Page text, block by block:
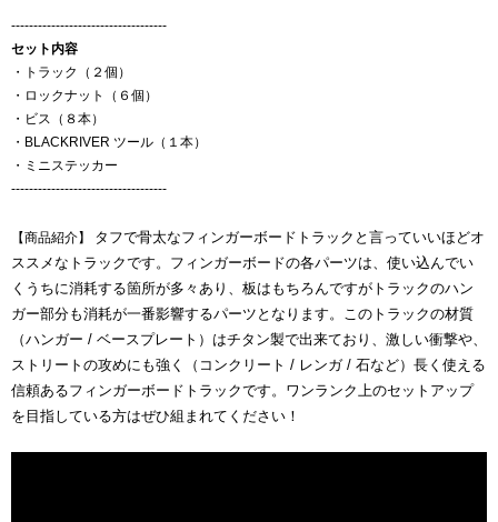
-----------------------------------
セット内容
・トラック（２個）
・ロックナット（６個）
・ビス（８本）
・BLACKRIVER ツール（１本）
・ミニステッカー
-----------------------------------
【商品紹介】 タフで骨太なフィンガーボードトラックと言っていいほどオ
ススメなトラックです。フィンガーボードの各パーツは、使い込んでい
くうちに消耗する箇所が多々あり、板はもちろんですがトラックのハン
ガー部分も消耗が一番影響するパーツとなります。このトラックの材質
（ハンガー / ベースプレート）はチタン製で出来ており、激しい衝撃や、
ストリートの攻めにも強く（コンクリート / レンガ / 石など）長く使える
信頼あるフィンガーボードトラックです。ワンランク上のセットアップ
を目指している方はぜひ組まれてください！